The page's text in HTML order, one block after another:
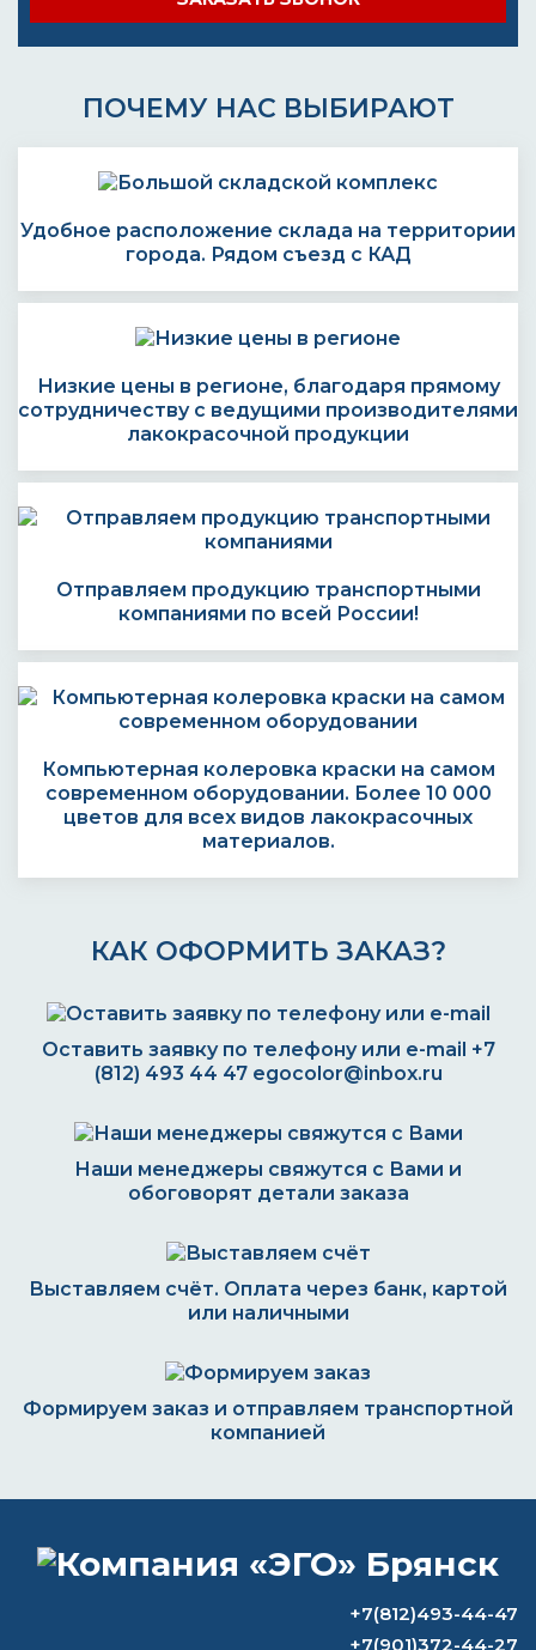
ПОЧЕМУ НАС ВЫБИРАЮТ
Удобное расположение склада на территории
города. Рядом съезд с КАД
Низкие цены в регионе, благодаря прямому
сотрудничеству с ведущими производителями
лакокрасочной продукции
Отправляем продукцию транспортными
компаниями по всей России!
Компьютерная колеровка краски на самом
современном оборудовании. Более 10 000
цветов для всех видов лакокрасочных
материалов.
КАК ОФОРМИТЬ ЗАКАЗ?
Оставить заявку по телефону или e-mail +7
(812) 493 44 47 egocolor@inbox.ru
Наши менеджеры свяжутся с Вами и
обоговорят детали заказа
Выставляем счёт. Оплата через банк, картой
или наличными
Формируем заказ и отправляем транспортной
компанией
ВОПРОС-ОТВЕТ
Чем можно заменить растворитель
+7(812)493-44-47
+7(901)372-44-27